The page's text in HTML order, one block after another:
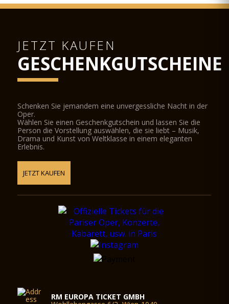
JETZT KAUFEN
GESCHENKGUTSCHEINE
Schenken Sie jemandem eine unvergessliche Nacht in der
Oper.
Wählen Sie einen Geschenkgutschein und lassen Sie die
Person die Vorstellung auswählen, die sie liebt – Musik,
Drama und Kunst von Weltklasse in einem eleganten
Erlebnis.
JETZT KAUFEN
RM EUROPA TICKET GMBH